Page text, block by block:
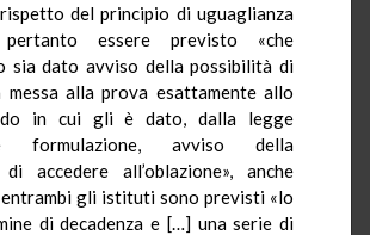
del principio di uguaglianza
pertanto essere previsto «che
sia dato avviso della possibilità di
messa alla prova esattamente allo
in cui gli è dato, dalla legge
formulazione, avviso della
accedere all’oblazione», anche
gli istituti sono previsti «lo
di decadenza e […] una serie di